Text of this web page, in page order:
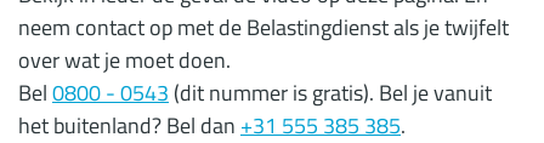
neem contact op met de Belastingdienst als je twijfelt
over wat je moet doen.
Bel0800 - 0543 (dit nummer is gratis). Bel je vanuit
het buitenland? Bel dan +31 555 385 385.